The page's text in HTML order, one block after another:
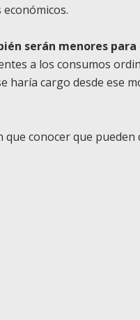
serán menores
a los consumos
haría cargo desde ese
conocer que